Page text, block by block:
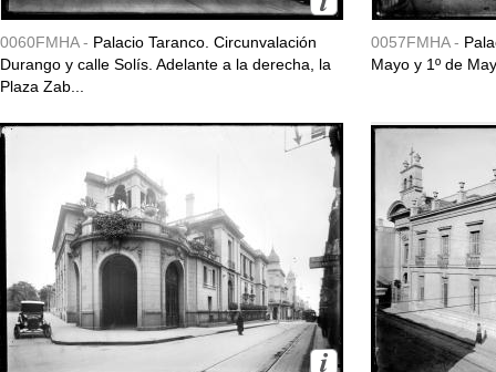
0060FMHA - Palacio Taranco. Circunvalación
Durango y calle Solís. Adelante a la derecha, la
Plaza Zab...
0057FMHA -
Mayo y 1º de